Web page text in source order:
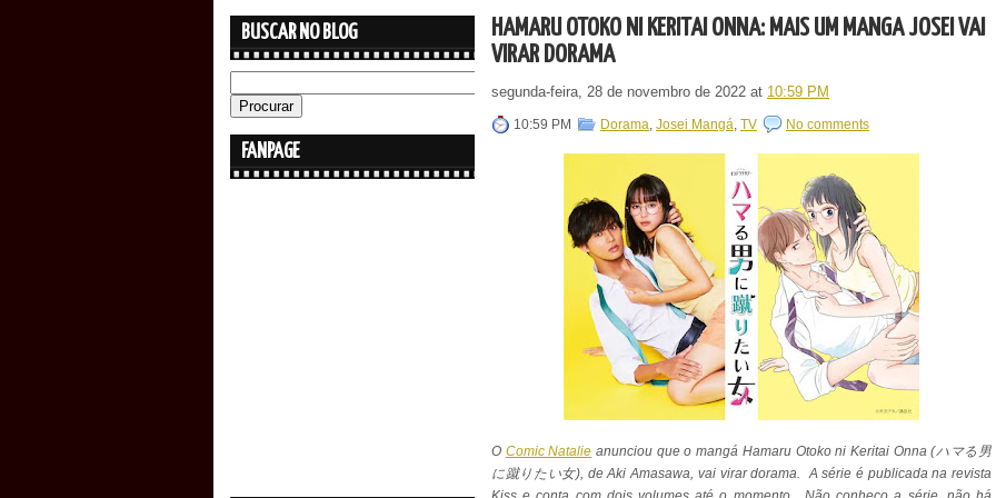
BUSCAR NO BLOG
FANPAGE
HAMARU OTOKO NI KERITAI ONNA: MAIS UM MANGÁ JOSEI VAI
VIRAR DORAMA
segunda-feira, 28 de novembro de 2022 at 10:59 PM
10:59 PM Dorama, Josei Mangá, TV No comments
O Comic Natalie anunciou que o mangá Hamaru Otoko ni Keritai Onna (ハマる男
に蹴りたい女), de Aki Amasawa, vai virar dorama. A série é publicada na revista